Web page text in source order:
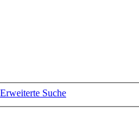
Erweiterte Suche